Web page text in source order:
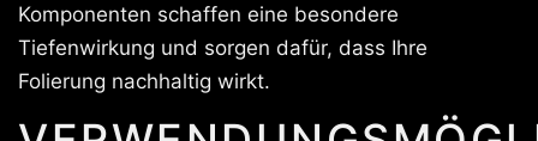
Komponenten schaffen eine besondere
Tiefenwirkung und sorgen dafür, dass Ihre
Folierung nachhaltig wirkt.